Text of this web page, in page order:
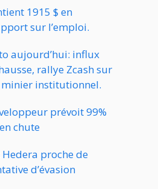
1915 $ en
sur l’emploi.
aujourd’hui: influx
rallye Zcash sur
minier institutionnel.
prévoit 99%
chute
proche de
d’évasion